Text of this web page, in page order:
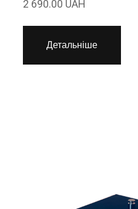
2 690.00 UAH
Детальніше